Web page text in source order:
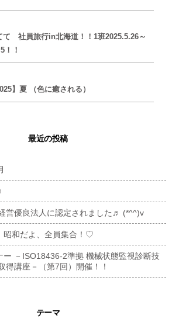
て 社員旅行in北海道！！1班2025.5.26～
！
】夏 （色に癒される）
最近の投稿
優良法人に認定されました♬ (*^^)v
和だよ、全員集合！♡
ー －ISO18436-2準拠 機械状態監視診断技
得講座－（第7回）開催！！
テーマ